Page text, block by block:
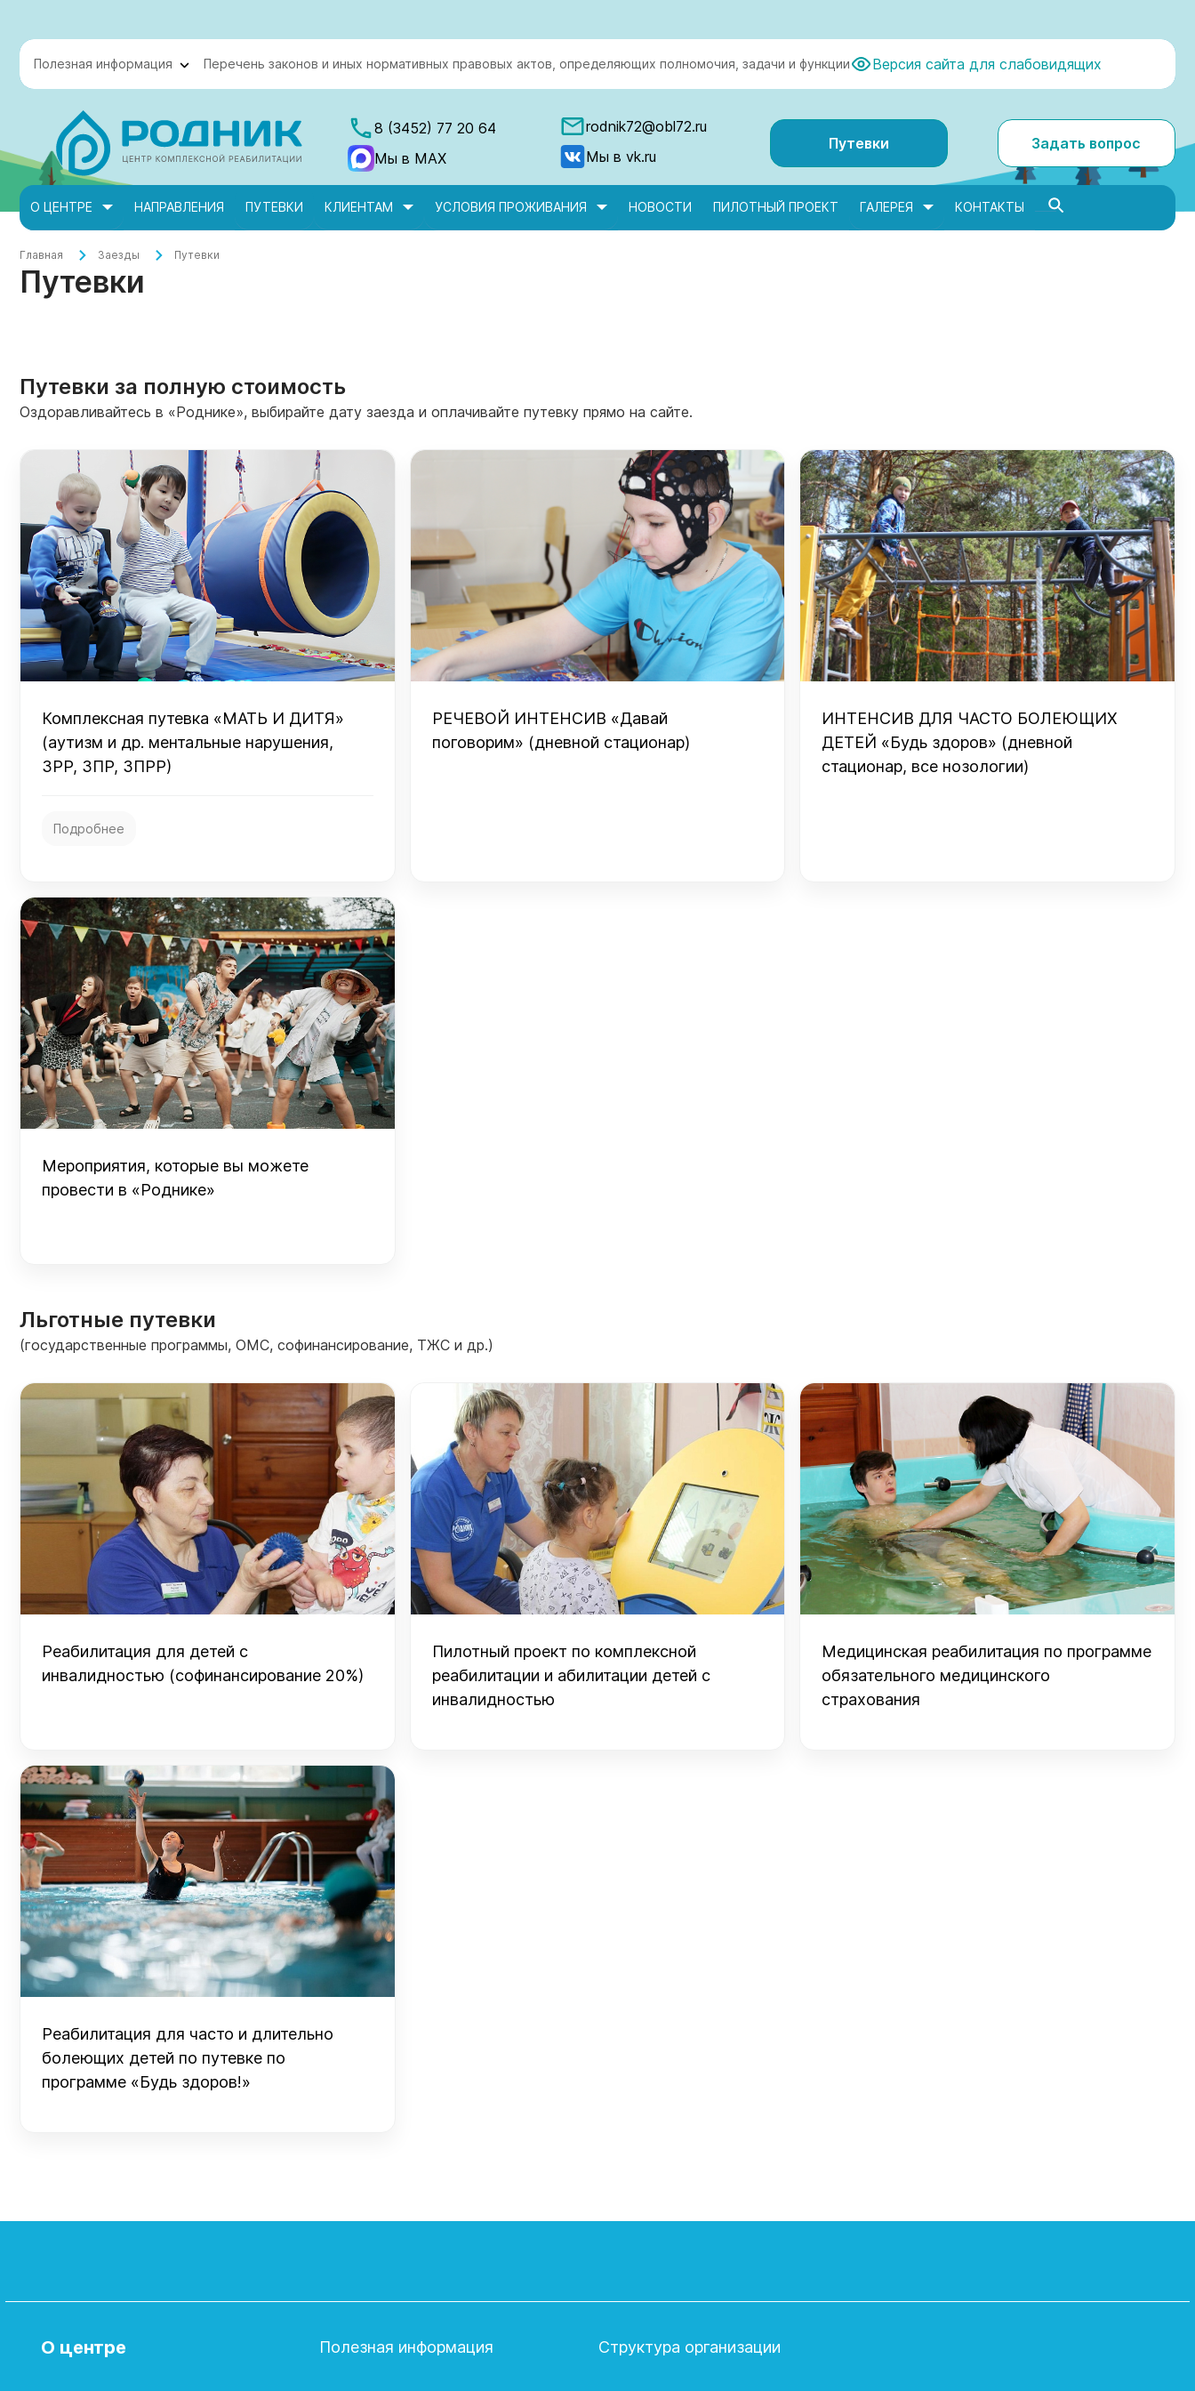
Полезная информация Перечень законов и иных нормативных правовых актов, определяющих полномочия, задачи и функции Версия сайта для слабовидящих
8 (3452) 77 20 64
Мы в MAX
rodnik72@obl72.ru
Мы в vk.ru
Путевки Задать вопрос
О ЦЕНТРЕ НАПРАВЛЕНИЯ ПУТЕВКИ КЛИЕНТАМ УСЛОВИЯ ПРОЖИВАНИЯ НОВОСТИ ПИЛОТНЫЙ ПРОЕКТ ГАЛЕРЕЯ КОНТАКТЫ
Главная Заезды Путевки
Путевки
Путевки за полную стоимость
Оздоравливайтесь в «Роднике», выбирайте дату заезда и оплачивайте путевку прямо на сайте.
Комплексная путевка «МАТЬ И ДИТЯ»
(аутизм и др. ментальные нарушения,
ЗРР, ЗПР, ЗПРР)
Подробнее
РЕЧЕВОЙ ИНТЕНСИВ «Давай
поговорим» (дневной стационар)
ИНТЕНСИВ ДЛЯ ЧАСТО БОЛЕЮЩИХ
ДЕТЕЙ «Будь здоров» (дневной
стационар, все нозологии)
Мероприятия, которые вы можете
провести в «Роднике»
Льготные путевки
(государственные программы, ОМС, софинансирование, ТЖС и др.)
Реабилитация для детей с
инвалидностью (софинансирование 20%)
Пилотный проект по комплексной
реабилитации и абилитации детей с
инвалидностью
Медицинская реабилитация по программе
обязательного медицинского
страхования
Реабилитация для часто и длительно
болеющих детей по путевке по
программе «Будь здоров!»
О центре Полезная информация Структура организации